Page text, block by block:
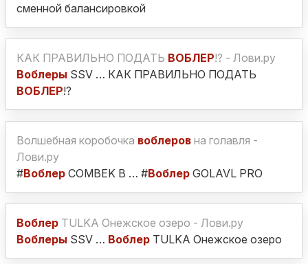
сменной балансировкой
КАК ПРАВИЛЬНО ПОДАТЬ ВОБЛЕР!? - Лови.ру
Воблеры SSV … КАК ПРАВИЛЬНО ПОДАТЬ
ВОБЛЕР!?
Волшебная коробочка воблеров на голавля -
Лови.ру
#Воблер COMBEK B … #Воблер GOLAVL PRO
Воблер TULKA Онежское озеро - Лови.ру
Воблеры SSV … Воблер TULKA Онежское озеро